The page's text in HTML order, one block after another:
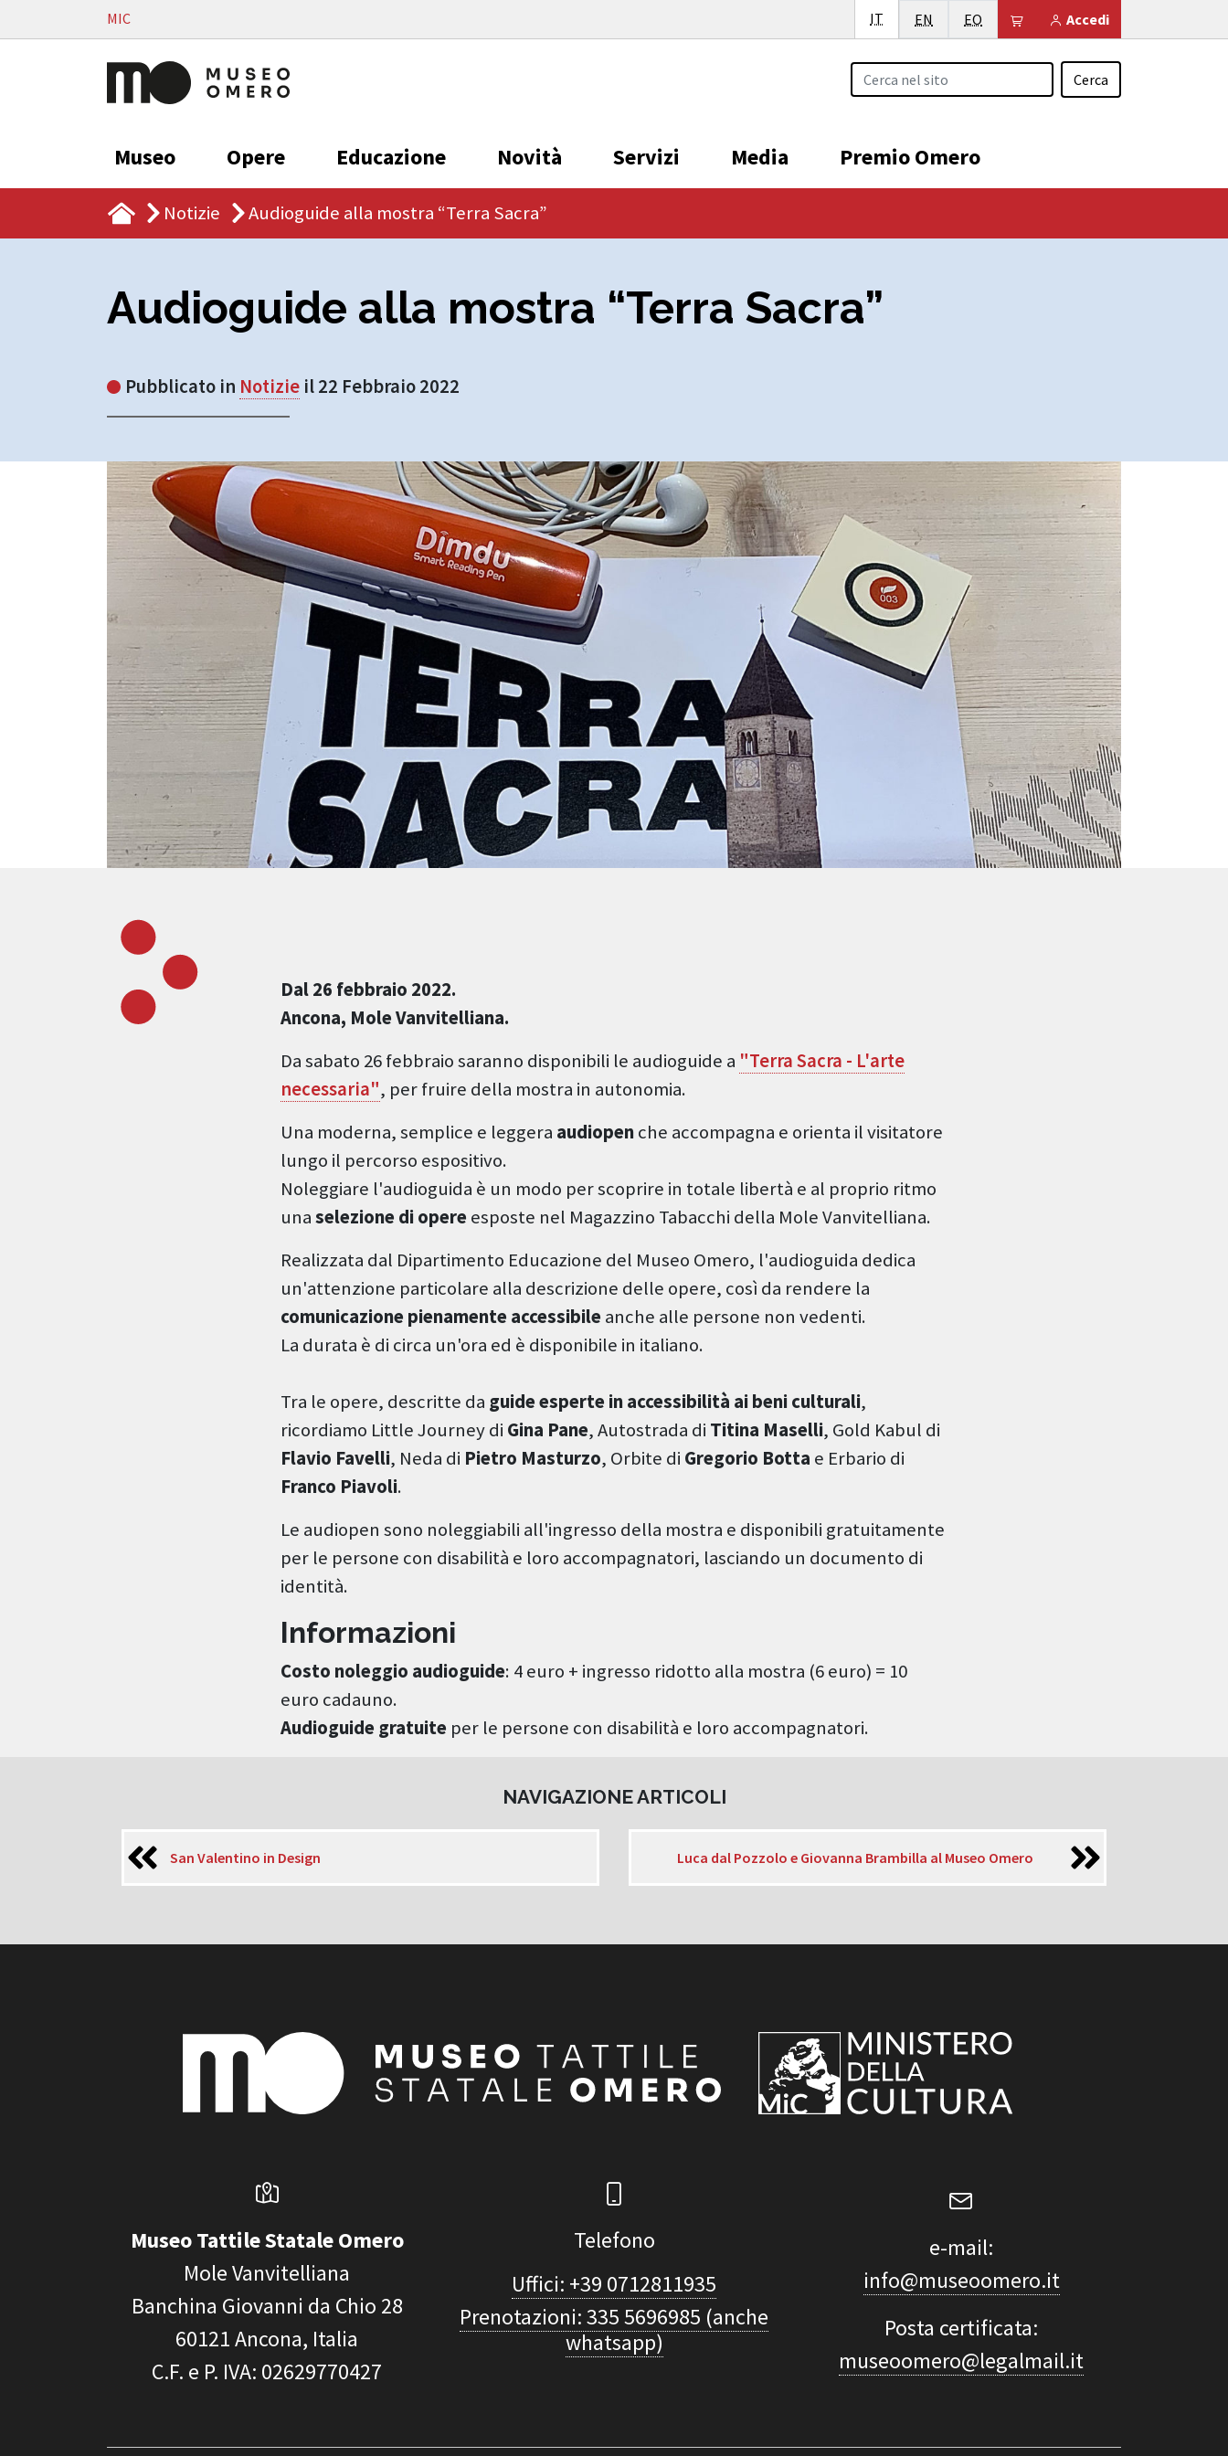
Vai al contenutoMIC Accedi
Il tuo carrello è vuoto
IT Italiano
EN English
EO Esperanto
Cerca
Museo Opere Educazione Novità Servizi Media Premio Omero
Notizie Audioguide alla mostra “Terra Sacra”
Audioguide alla mostra “Terra Sacra”
Pubblicato in Notizie il 22 Febbraio 2022
Dal 26 febbraio 2022.
Ancona, Mole Vanvitelliana.
Da sabato 26 febbraio saranno disponibili le audioguide a "Terra Sacra - L'arte
necessaria", per fruire della mostra in autonomia.
Una moderna, semplice e leggera audiopenche accompagna e orienta il visitatore
lungo il percorso espositivo.
Noleggiare l'audioguida è un modo per scoprire in totale libertà e al proprio ritmo
unaselezione di opere esposte nel Magazzino Tabacchi della Mole Vanvitelliana.
Realizzata dal Dipartimento Educazione del Museo Omero, l'audioguida dedica
un'attenzione particolare alla descrizione delle opere, così da rendere la
comunicazione pienamente accessibile anche alle persone non vedenti.
La durata è di circa un'ora ed è disponibile in italiano.
Tra le opere, descritte da guide esperte in accessibilità ai beni culturali,
ricordiamo Little Journey di Gina Pane, Autostrada di Titina Maselli, Gold Kabul di
Flavio Favelli, Neda di Pietro Masturzo, Orbite di Gregorio Botta e Erbario di
Franco Piavoli.
Le audiopen sono noleggiabili all'ingresso della mostra e disponibili gratuitamente
per le persone con disabilità e loro accompagnatori, lasciando un documento di
identità.
Informazioni
Costo noleggio audioguide: 4 euro + ingresso ridotto alla mostra (6 euro) = 10
euro cadauno.
Audioguide gratuite per le persone con disabilità e loro accompagnatori.
NAVIGAZIONE ARTICOLI
San Valentino in Design Luca dal Pozzolo e Giovanna Brambilla al Museo Omero
Museo Tattile Statale Omero
Mole Vanvitelliana
Banchina Giovanni da Chio 28
60121Ancona, Italia
C.F. e P. IVA: 02629770427
Telefono
Uffici: +39 0712811935
Prenotazioni: 335 5696985 (anche
whatsapp)
e-mail:
info@museoomero.it
Posta certificata:
museoomero@legalmail.it